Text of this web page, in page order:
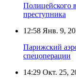
Полицейского
преступника
12:58 Янв. 9,
Парижский
спецоперации
14:29 Окт. 25,